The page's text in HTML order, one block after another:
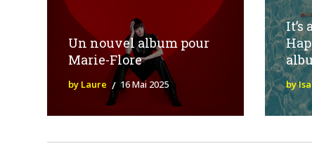
Un nouvel album pour
Marie-Flore
by Laure 16 Mai 2025
It’s
by